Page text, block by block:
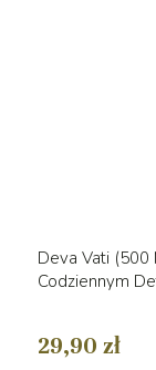
Deva Vati (500
Codziennym
29,90 zł